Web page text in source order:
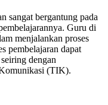
sangat bergantung pada
Guru di
menjalankan proses
pembelajaran dapat
dengan
(TIK).